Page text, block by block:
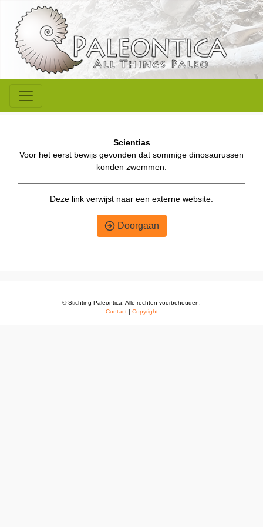
Scientias
Voor het eerst bewijs gevonden dat sommige dinosaurussen
konden zwemmen.
Deze link verwijst naar een externe website.
Doorgaan
© Stichting Paleontica. Alle rechten voorbehouden.
Contact| Copyright